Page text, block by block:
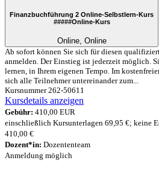
Finanzbuchführung 2 Online-Selbstlern-Kurs
#####Online-Kurs
Online, Online
Ab sofort können Sie sich für diesen
anmelden. Der Einstieg ist jederzeit möglich.
lernen, in Ihrem eigenen Tempo. Im
sich alle Teilnehmer untereinander zum...
Kursnummer 262-50611
Kursdetails anzeigen
Gebühr: 410,00 EUR
einschließlich Kursunterlagen 69,95 €; keine
410,00 €
Dozent*in: Dozententeam
Anmeldung möglich